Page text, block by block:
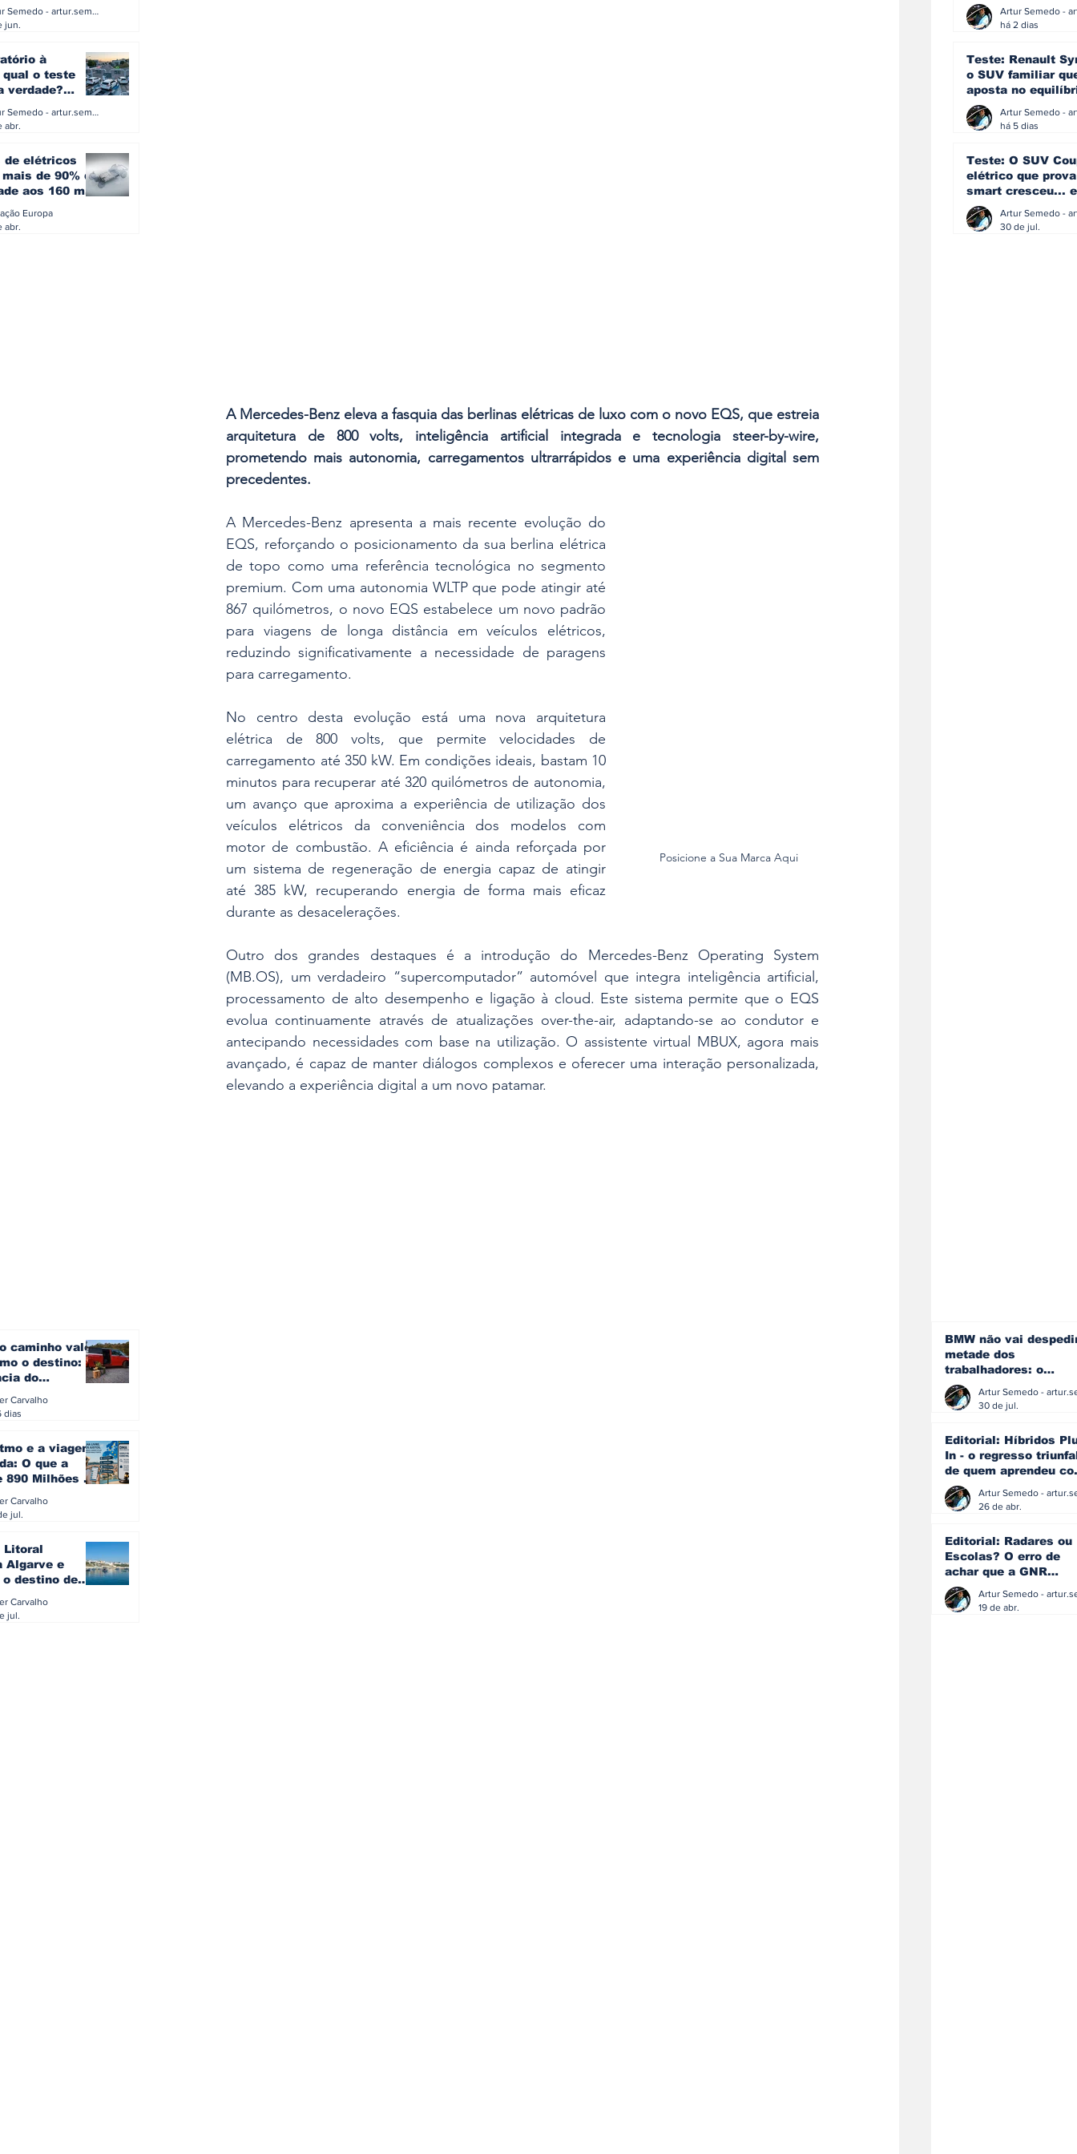
Artur Semedo - artur.semedo@publiracing.pt
jun.
à
qual o teste
verdade?
Artur Semedo - artur.semedo@publiracing.pt
abr.
de elétricos
de 90% da
aos 160 mil
Europa
abr.
A Mercedes-Benz eleva a fasquia das berlinas elétricas de luxo com o novo EQS, que estreia
arquitetura de 800 volts, inteligência artificial integrada e tecnologia steer-by-wire,
prometendo mais autonomia, carregamentos ultrarrápidos e uma experiência digital sem
precedentes.
Posicione a Sua Marca Aqui
A Mercedes-Benz apresenta a mais recente evolução do
EQS, reforçando o posicionamento da sua berlina elétrica
de topo como uma referência tecnológica no segmento
premium. Com uma autonomia WLTP que pode atingir até
867 quilómetros, o novo EQS estabelece um novo padrão
para viagens de longa distância em veículos elétricos,
reduzindo significativamente a necessidade de paragens
para carregamento.
No centro desta evolução está uma nova arquitetura
elétrica de 800 volts, que permite velocidades de
carregamento até 350 kW. Em condições ideais, bastam 10
minutos para recuperar até 320 quilómetros de autonomia,
um avanço que aproxima a experiência de utilização dos
veículos elétricos da conveniência dos modelos com
motor de combustão. A eficiência é ainda reforçada por
um sistema de regeneração de energia capaz de atingir
até 385 kW, recuperando energia de forma mais eficaz
durante as desacelerações.
Outro dos grandes destaques é a introdução do Mercedes-Benz Operating System
(MB.OS), um verdadeiro “supercomputador” automóvel que integra inteligência artificial,
processamento de alto desempenho e ligação à cloud. Este sistema permite que o EQS
evolua continuamente através de atualizações over-the-air, adaptando-se ao condutor e
antecipando necessidades com base na utilização. O assistente virtual MBUX, agora mais
avançado, é capaz de manter diálogos complexos e oferecer uma interação personalizada,
elevando a experiência digital a um novo patamar.
caminho vale
o destino: a
do
europeu
Carvalho
dias
e a viagem
O que a
890 Milhões à
do turista na
Carvalho
jul.
Litoral
Algarve e
o destino de
Carvalho
jul.
eficiência e
simplicidade
há 2 dias
Teste: Renault
o SUV familiar
aposta no
ainda acredita na
manualhá 5 dias
Teste: O SUV
elétrico que
smart cresceu... e
amadureceu
30 de jul.
BMW não vai
metade dos
trabalhadores: o
problema é o
que muitos decidiram
30 de jul.
Editorial: Híbridos
In - o regresso
de quem aprendeu
os erros do passado
26 de abr.
Editorial: Radares ou
Escolas? O erro de
achar que a GNR
resolve o que a
educação falhou
19 de abr.